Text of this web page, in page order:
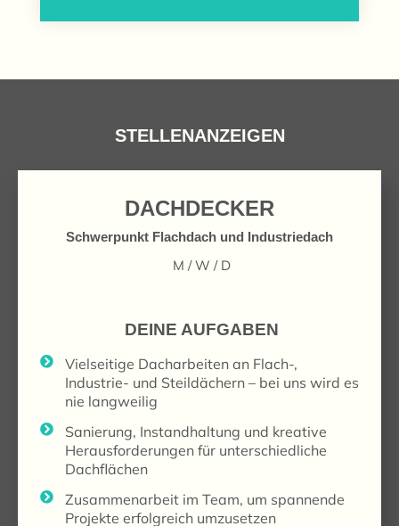
STELLENANZEIGEN
DACHDECKER
Schwerpunkt Flachdach und Industriedach
M / W / D
DEINE AUFGABEN
Vielseitige Dacharbeiten an Flach-,
Industrie- und Steildächern – bei uns wird es
nie langweilig
Sanierung, Instandhaltung und kreative
Herausforderungen für unterschiedliche
Dachflächen
Zusammenarbeit im Team, um spannende
Projekte erfolgreich umzusetzen